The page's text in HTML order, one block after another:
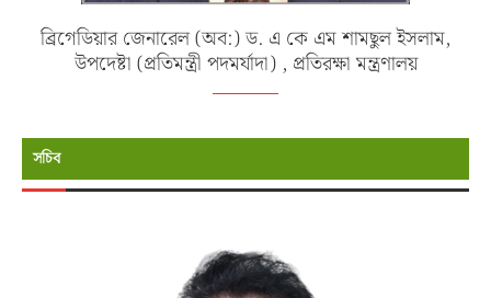
ব্রিগেডিয়ার জেনারেল (অব:) ড. এ কে এম শামছুল ইসলাম,
উপদেষ্টা (প্রতিমন্ত্রী পদমর্যাদা) , প্রতিরক্ষা মন্ত্রণালয়
সচিব